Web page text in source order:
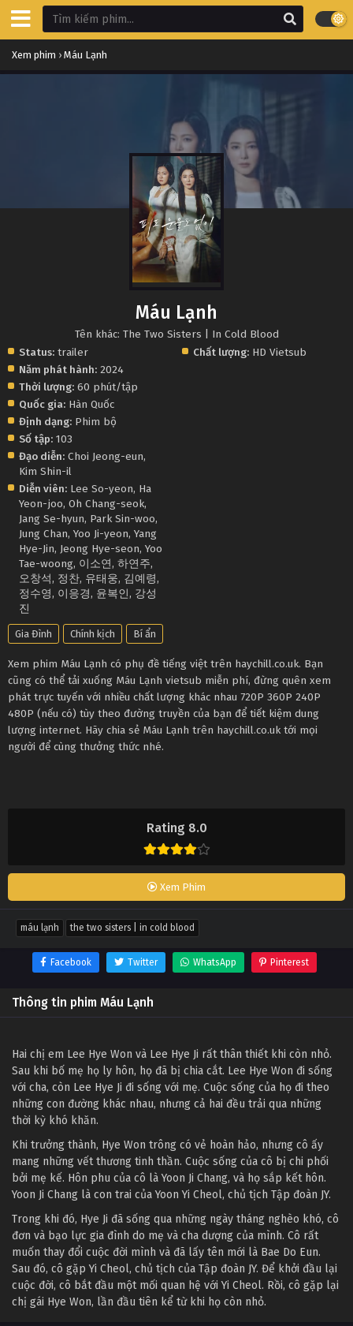
Xem phim › Máu Lạnh
Rating 8.0
Xem Phim
Máu Lạnh
Tên khác: The Two Sisters | In Cold Blood
Status: trailer
Năm phát hành: 2024
Thời lượng: 60 phút/tập
Quốc gia: Hàn Quốc
Định dạng: Phim bộ
Số tập: 103
Đạo diễn: Choi Jeong-eun,
Kim Shin-il
Diễn viên: Lee So-yeon, Ha
Yeon-joo, Oh Chang-seok,
Jang Se-hyun, Park Sin-woo,
Jung Chan, Yoo Ji-yeon, Yang
Hye-Jin, Jeong Hye-seon, Yoo
Tae-woong, 이소연, 하연주,
오창석, 정찬, 유태웅, 김예령,
정수영, 이응경, 윤복인, 강성
진
Chất lượng: HD Vietsub
Gia Đình Chính kịch Bí ẩn
Xem phim Máu Lạnh có phụ đề tiếng việt trên haychill.co.uk. Bạn
cũng có thể tải xuống Máu Lạnh vietsub miễn phí, đừng quên xem
phát trực tuyến với nhiều chất lượng khác nhau 720P 360P 240P
480P (nếu có) tùy theo đường truyền của bạn để tiết kiệm dung
lượng internet. Hãy chia sẻ Máu Lạnh trên haychill.co.uk tới mọi
người để cùng thưởng thức nhé.
máu lạnh the two sisters | in cold blood
Facebook Twitter WhatsApp Pinterest
Thông tin phim Máu Lạnh
Hai chị em Lee Hye Won và Lee Hye Ji rất thân thiết khi còn nhỏ.
Sau khi bố mẹ họ ly hôn, họ đã bị chia cắt. Lee Hye Won đi sống
với cha, còn Lee Hye Ji đi sống với mẹ. Cuộc sống của họ đi theo
những con đường khác nhau, nhưng cả hai đều trải qua những
thời kỳ khó khăn.
Khi trưởng thành, Hye Won trông có vẻ hoàn hảo, nhưng cô ấy
mang những vết thương tinh thần. Cuộc sống của cô bị chi phối
bởi mẹ kế. Hôn phu của cô là Yoon Ji Chang, và họ sắp kết hôn.
Yoon Ji Chang là con trai của Yoon Yi Cheol, chủ tịch Tập đoàn JY.
Trong khi đó, Hye Ji đã sống qua những ngày tháng nghèo khó, cô
đơn và bạo lực gia đình do mẹ và cha dượng của mình. Cô rất
muốn thay đổi cuộc đời mình và đã lấy tên mới là Bae Do Eun.
Sau đó, cô gặp Yi Cheol, chủ tịch của Tập đoàn JY. Để khởi đầu lại
cuộc đời, cô bắt đầu một mối quan hệ với Yi Cheol. Rồi, cô gặp lại
chị gái Hye Won, lần đầu tiên kể từ khi họ còn nhỏ.